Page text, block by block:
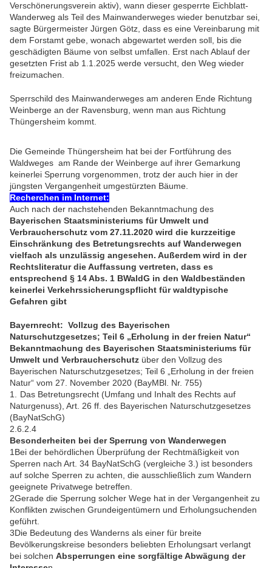
Verschönerungsverein aktiv), wann dieser gesperrte Eichblatt-
Wanderweg als Teil des Mainwanderweges wieder benutzbar sei,
sagte Bürgermeister Jürgen Götz, dass es eine Vereinbarung mit
dem Forstamt gebe, wonach abgewartet werden soll, bis die
geschädigten Bäume von selbst umfallen. Erst nach Ablauf der
gesetzten Frist ab 1.1.2025 werde versucht, den Weg wieder
freizumachen.
Sperrschild des Mainwanderweges am anderen Ende Richtung
Weinberge an der Ravensburg, wenn man aus Richtung
Thüngersheim kommt.
Die Gemeinde Thüngersheim hat bei der Fortführung des
Waldweges am Rande der Weinberge auf ihrer Gemarkung
keinerlei Sperrung vorgenommen, trotz der auch hier in der
jüngsten Vergangenheit umgestürzten Bäume.
Recherchen im Internet:
Auch nach der nachstehenden Bekanntmachung des
Bayerischen Staatsministeriums für Umwelt und
Verbraucherschutz vom 27.11.2020 wird die kurzzeitige
Einschränkung des Betretungsrechts auf Wanderwegen
vielfach als unzulässig angesehen. Außerdem wird in der
Rechtsliteratur die Auffassung vertreten, dass es
entsprechend § 14 Abs. 1 BWaldG in den Waldbeständen
keinerlei Verkehrssicherungspflicht für waldtypische
Gefahren gibt
Bayernrecht: Vollzug des Bayerischen
Naturschutzgesetzes; Teil 6 „Erholung in der freien Natur“
Bekanntmachung des Bayerischen Staatsministeriums für
Umwelt und Verbraucherschutz über den Vollzug des
Bayerischen Naturschutzgesetzes; Teil 6 „Erholung in der freien
Natur“ vom 27. November 2020 (BayMBl. Nr. 755)
1. Das Betretungsrecht (Umfang und Inhalt des Rechts auf
Naturgenuss), Art. 26 ff. des Bayerischen Naturschutzgesetzes
(BayNatSchG)
2.6.2.4
Besonderheiten bei der Sperrung von Wanderwegen
1Bei der behördlichen Überprüfung der Rechtmäßigkeit von
Sperren nach Art. 34 BayNatSchG (vergleiche 3.) ist besonders
auf solche Sperren zu achten, die ausschließlich zum Wandern
geeignete Privatwege betreffen.
2Gerade die Sperrung solcher Wege hat in der Vergangenheit zu
Konflikten zwischen Grundeigentümern und Erholungsuchenden
geführt.
3Die Bedeutung des Wanderns als einer für breite
Bevölkerungskreise besonders beliebten Erholungsart verlangt
bei solchen Absperrungen eine sorgfältige Abwägung der